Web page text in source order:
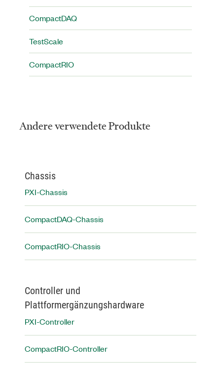
CompactDAQ
TestScale
CompactRIO
Andere verwendete Produkte
Chassis
PXI-Chassis
CompactDAQ-Chassis
CompactRIO-Chassis
Controller und
Plattformergänzungshardware
PXI-Controller
CompactRIO-Controller